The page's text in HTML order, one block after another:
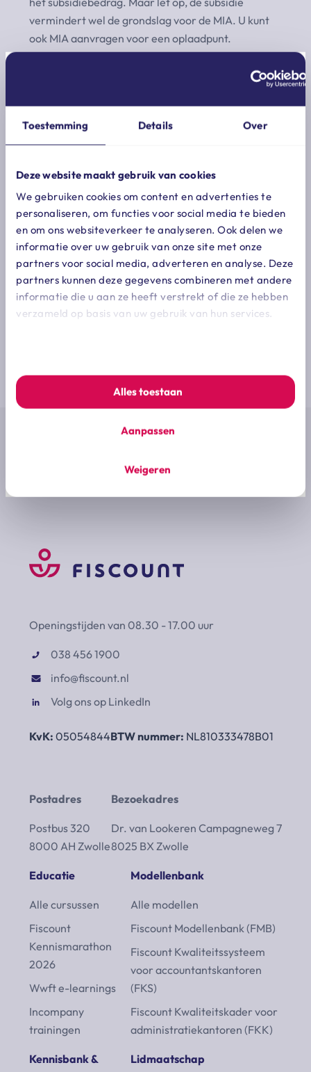
Toestemming Details Over
Deze website maakt gebruik van cookies
We gebruiken cookies om content en advertenties te
personaliseren, om functies voor social media te bieden
en om ons websiteverkeer te analyseren. Ook delen we
informatie over uw gebruik van onze site met onze
partners voor social media, adverteren en analyse. Deze
partners kunnen deze gegevens combineren met andere
informatie die u aan ze heeft verstrekt of die ze hebben
verzameld op basis van uw gebruik van hun services.
Alles toestaan
Aanpassen
Weigeren
vermindert wel de grondslag voor de MIA. U kunt
ook MIA aanvragen voor een oplaadpunt.
Openingstijden van 08.30 - 17.00 uur
038 456 1900
info@fiscount.nl
Volg ons op LinkedIn
KvK:05054844BTW nummer: NL810333478B01
Postadres
Postbus 320
8000 AH Zwolle
Bezoekadres
Dr. van Lookeren Campagneweg 7
8025 BX Zwolle
Educatie
Alle cursussen
Fiscount
Kennismarathon
2026
Wwft e-learnings
Incompany
trainingen
Modellenbank
Alle modellen
Fiscount Modellenbank (FMB)
Fiscount Kwaliteitssysteem
voor accountantskantoren
(FKS)
Fiscount Kwaliteitskader voor
administratiekantoren (FKK)
Kennisbank &
Lidmaatschap